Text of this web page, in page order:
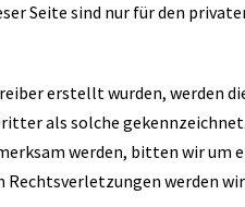
Seite sind nur für den
erstellt wurden, werden
als solche
werden, bitten wir um
Rechtsverletzungen werden